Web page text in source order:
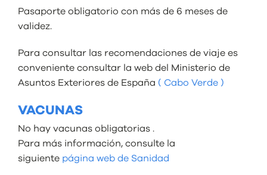
Pasaporte obligatorio con más de 6 meses de
validez.
Para consultar las recomendaciones de viaje es
conveniente consultar la web del Ministerio de
Asuntos Exteriores de España ( Cabo Verde )
VACUNAS
No hay vacunas obligatorias .
Para más información, consulte la
siguiente página web de Sanidad